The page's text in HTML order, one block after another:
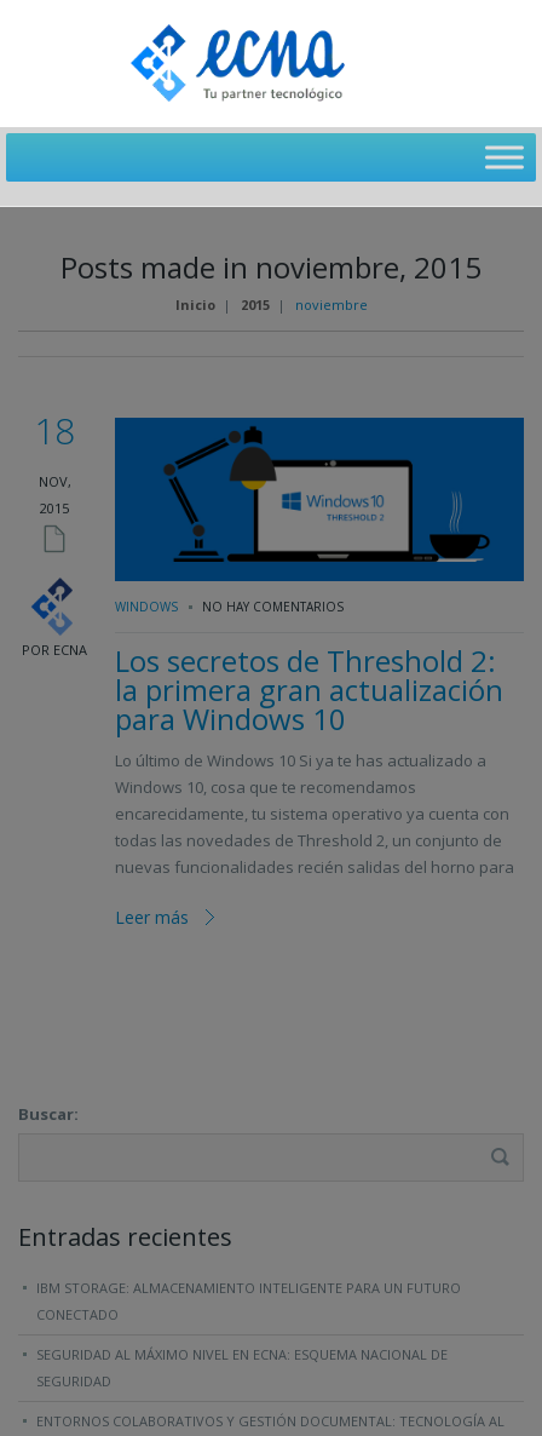
Posts made in noviembre, 2015
Inicio | 2015 | noviembre
18
NOV,
2015
POR ECNA
WINDOWS NO HAY COMENTARIOS
Los secretos de Threshold 2:
la primera gran actualización
para Windows 10
Lo último de Windows 10 Si ya te has actualizado a
Windows 10, cosa que te recomendamos
encarecidamente, tu sistema operativo ya cuenta con
todas las novedades de Threshold 2, un conjunto de
nuevas funcionalidades recién salidas del horno para
Leer más
Buscar:
Entradas recientes
IBM STORAGE: ALMACENAMIENTO INTELIGENTE PARA UN FUTURO
CONECTADO
SEGURIDAD AL MÁXIMO NIVEL EN ECNA: ESQUEMA NACIONAL DE
SEGURIDAD
ENTORNOS COLABORATIVOS Y GESTIÓN DOCUMENTAL: TECNOLOGÍA AL